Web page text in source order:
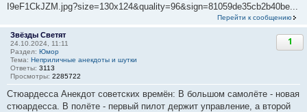
I9eF1CkJZM.jpg?size=130x124&quality=96&sign=81059de35cb2b40be...
Перейти к сообщению
Звёзды Светят
24.10.2024, 11:11
Раздел: Юмор
Тема: Неприличные анекдоты и шутки
Ответы: 3113
Просмотры: 2285722
1
Стюардесса Анекдот советских времён: В большом самолёте - новая
стюардесса. В полёте - первый пилот держит управление, а второй